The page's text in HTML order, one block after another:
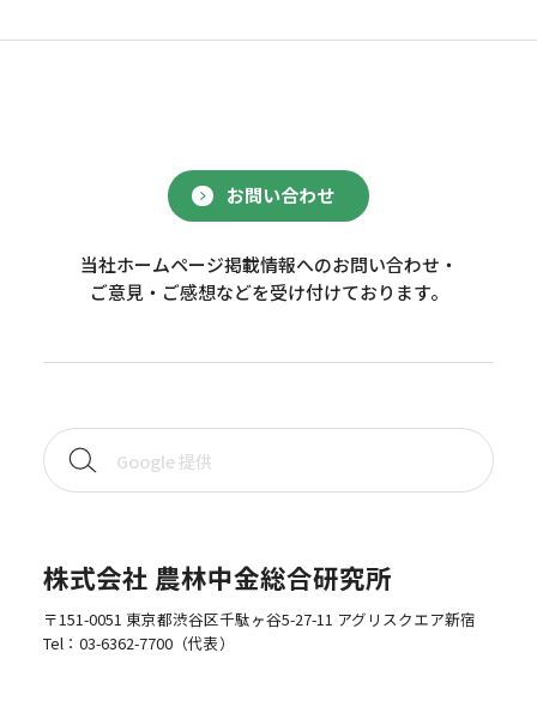
お問い合わせ
当社ホームページ掲載情報へのお問い合わせ・
ご意見・ご感想などを受け付けております。
株式会社 農林中金総合研究所
〒151-0051 東京都渋谷区千駄ヶ谷5-27-11 アグリスクエア新宿
Tel： 03-6362-7700（代表）